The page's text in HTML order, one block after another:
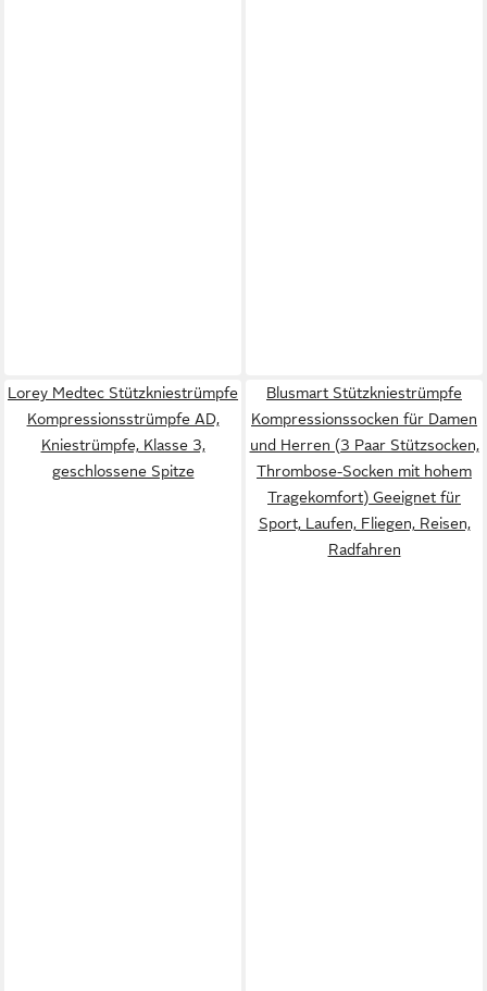
Lorey Medtec Stützkniestrümpfe
Kompressionsstrümpfe AD,
Kniestrümpfe, Klasse 3,
geschlossene Spitze
Blusmart Stützkniestrümpfe
Kompressionssocken für Damen
und Herren (3 Paar Stützsocken,
Thrombose-Socken mit hohem
Tragekomfort) Geeignet für
Sport, Laufen, Fliegen, Reisen,
Radfahren